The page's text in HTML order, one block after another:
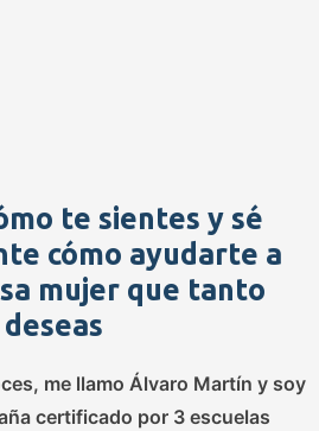
te sientes y sé
cómo ayudarte a
mujer que tanto
deseas
me llamo Álvaro Martín y soy
certificado por 3 escuelas